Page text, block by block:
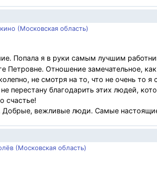
(Московская область)
Попала я в руки самым лучшим
Петровне. Отношение замечательное,
не смотря на то, что не очень то я
перестану благодарить этих людей,
счастье!
Добрые, вежливые люди. Самые
(Московская область)